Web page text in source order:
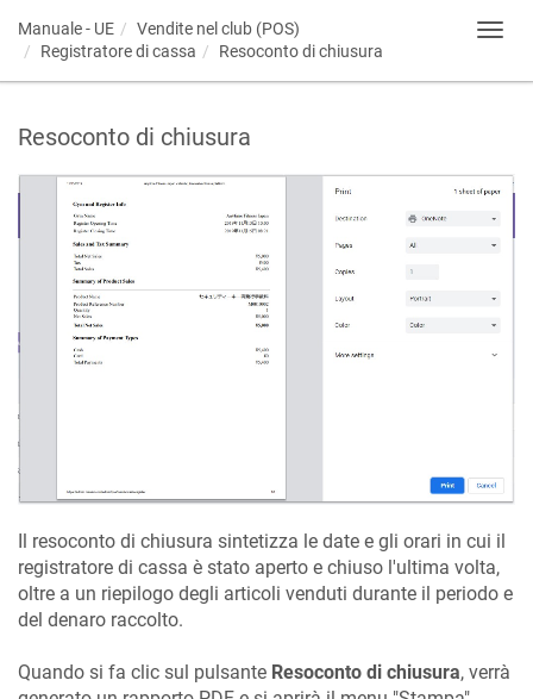
Manuale - UE
Vendite nel club (POS)
Registratore di cassa
Resoconto di chiusura
Resoconto di chiusura
Il resoconto di chiusura sintetizza le date e gli orari in cui il
registratore di cassa è stato aperto e chiuso l'ultima volta,
oltre a un riepilogo degli articoli venduti durante il periodo e
del denaro raccolto.
Quando si fa clic sul pulsante Resoconto di chiusura, verrà